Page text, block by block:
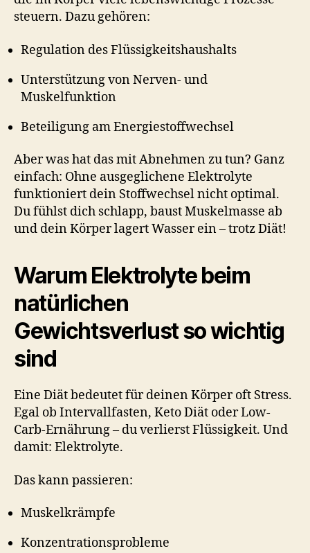
steuern. Dazu gehören:
Regulation des Flüssigkeitshaushalts
Unterstützung von Nerven- und
Muskelfunktion
Beteiligung am Energiestoffwechsel
Aber was hat das mit Abnehmen zu tun? Ganz
einfach: Ohne ausgeglichene Elektrolyte
funktioniert dein Stoffwechsel nicht optimal.
Du fühlst dich schlapp, baust Muskelmasse ab
und dein Körper lagert Wasser ein – trotz Diät!
Warum Elektrolyte beim
natürlichen
Gewichtsverlust so wichtig
sind
Eine Diät bedeutet für deinen Körper oft Stress.
Egal ob Intervallfasten, Keto Diät oder Low-
Carb-Ernährung – du verlierst Flüssigkeit. Und
damit: Elektrolyte.
Das kann passieren:
Muskelkrämpfe
Konzentrationsprobleme